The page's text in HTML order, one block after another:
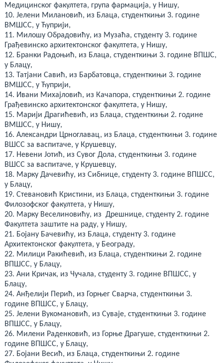
Медицинског факултета, група фармација, у Нишу,
10. Јелени Милановић, из Блаца, студенткињи 3. године
ВМШСС, у Ћуприји,
11. Милошу Обрадовићу, из Музаћа, студенту 3. године
Грађевинско архитектонског факултета, у Нишу,
12. Бранки Радоњић, из Блаца, студенткињи 3. године ВПШС,
у Блацу,
13. Татјани Савић, из Барбатовца, студенткињи 3. године
ВМШСС, у Ћуприји,
14. Ивани Михајловић, из Качапора, студенткињи 2. године
Грађевинско архитектонског факултета, у Нишу,
15. Марији Драгићевић, из Блаца, студенткињи 2. године
ВМШСС, у Нишу,
16. Александри Црноглавац, из Блаца, студенткињи 3. године
ВШСС за васпитаче, у Крушевцу,
17. Невени Јотић, из Сувог Дола, студенткињи 3. године
ВШСС за васпитаче, у Крушевцу,
18. Марку Дачевићу, из Сибнице, студенту 3. године ВПШСС,
у Блацу,
19. Стевановић Кристини, из Блаца, студенткињи 3. године
Филозофског факултета, у Нишу,
20. Марку Веселиновићу, из Дрешнице, студенту 2. године
Факултета заштите на раду, у Нишу,
21. Бојану Бачевићу, из Блаца, студенту 3. године
Архитектонског факултета, у Београду,
22. Милици Ракићевић, из Блаца, студенткињи 2. године
ВПШСС, у Блацу,
23. Ани Кричак, из Чучала, студенту 3. године ВПШСС, у
Блацу,
24. Анђелији Перић, из Горњег Сварча, студенткињи 3.
године ВПШСС, у Блацу,
25. Јелени Вукомановић, из Суваје, студенткињи 3. године
ВПШСС, у Блацу,
26. Милени Раденковић, из Горње Драгуше, студенткињи 2.
године ВПШСС, у Блацу,
27. Бојани Весић, из Блаца, студенткињи 2. године